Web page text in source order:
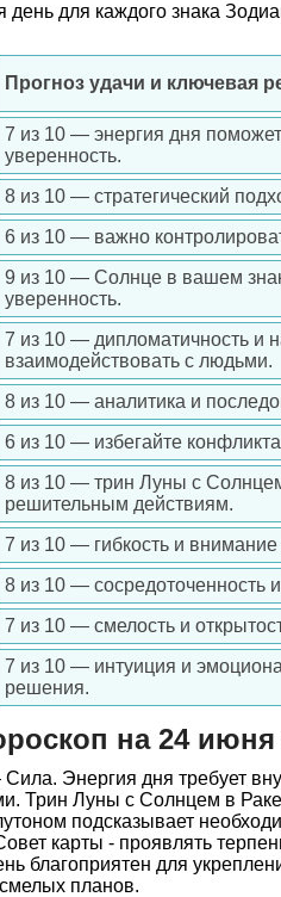
день для каждого знака
Прогноз удачи и ключевая
7 из 10 — энергия дня
уверенность.
8 из 10 — стратегический
6 из 10 — важно
9 из 10 — Солнце в вашем
уверенность.
7 из 10 — дипломатичность и
взаимодействовать с людьми.
8 из 10 — аналитика и
6 из 10 — избегайте
8 из 10 — трин Луны с
решительным действиям.
7 из 10 — гибкость и
8 из 10 — сосредоточенность
7 из 10 — смелость и
7 из 10 — интуиция и
решения.
на 24 июня
Энергия дня требует
Трин Луны с Солнцем в
подсказывает
карты - проявлять
благоприятен для
планов.